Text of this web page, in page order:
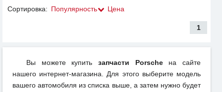
Сортировка: Популярность Цена
1
Вы можете купить запчасти Porscheна сайте
нашего интернет-магазина. Для этого выберите модель
вашего автомобиля из списка выше, а затем нужно будет